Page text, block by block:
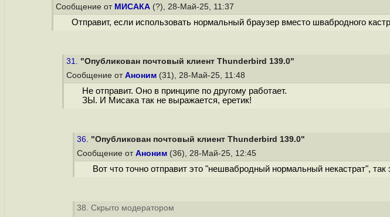
Сообщение от МИСАКА (?), 28-Май-25, 11:37
Отправит, если использовать нормальный браузер вместо швабродного
31. "Опубликован почтовый клиент Thunderbird 139.0"
Сообщение от Аноним (31), 28-Май-25, 11:48
Не отправит. Оно в принципе по другому работает.
ЗЫ. И Мисака так не выражается, еретик!
36. "Опубликован почтовый клиент Thunderbird 139.0"
Сообщение от Аноним (36), 28-Май-25, 12:45
Вот что точно отправит это "нешвабродный нормальный некастрат", так
38. Скрыто модератором